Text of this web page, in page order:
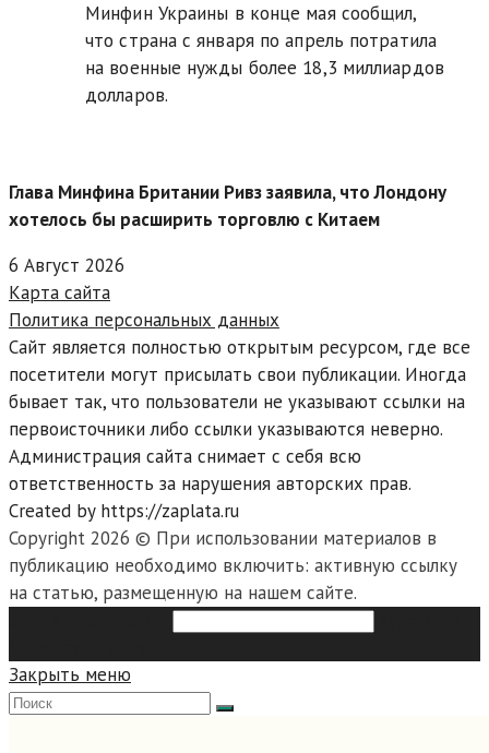
Минфин Украины в конце мая сообщил,
что страна с января по апрель потратила
на военные нужды более 18,3 миллиардов
долларов.
Глава Минфина Британии Ривз заявила, что Лондону
хотелось бы расширить торговлю с Китаем
6 Август 2026
Карта сайта
Политика персональных данных
Сайт является полностью открытым ресурсом, где все
посетители могут присылать свои публикации. Иногда
бывает так, что пользователи не указывают ссылки на
первоисточники либо ссылки указываются неверно.
Администрация сайта снимает с себя всю
ответственность за нарушения авторских прав.
Created by https://zaplata.ru
Copyright 2026 © При использовании материалов в
публикацию необходимо включить: активную ссылку
на статью, размещенную на нашем сайте.
Закрыть меню